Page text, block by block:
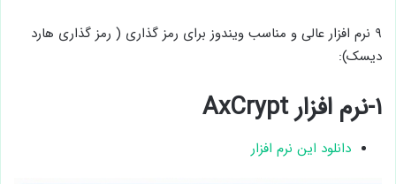
۹ نرم افزار عالی و مناسب ویندوز برای رمز گذاری ( رمز گذاری هارد
دیسک):
۱-نرم افزار AxCrypt
دانلود این نرم افزار